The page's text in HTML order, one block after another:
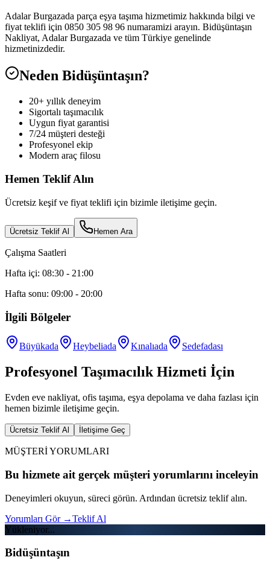
Adalar Burgazada parça eşya taşıma hizmetimiz hakkında bilgi ve
fiyat teklifi için 0850 305 98 96 numaramizi arayın. Bidüşüntaşın
Nakliyat, Adalar Burgazada ve tüm Türkiye genelinde
hizmetinizdedir.
Neden Bidüşüntaşın?
20+ yıllık deneyim
Sigortalı taşımacılık
Uygun fiyat garantisi
7/24 müşteri desteği
Profesyonel ekip
Modern araç filosu
Hemen Teklif Alın
Ücretsiz keşif ve fiyat teklifi için bizimle iletişime geçin.
Ücretsiz Teklif Al Hemen Ara
Çalışma Saatleri
Hafta içi: 08:30 - 21:00
Hafta sonu: 09:00 - 20:00
İlgili Bölgeler
Büyükada Heybeliada Kınalıada Sedefadası
Profesyonel Taşımacılık Hizmeti İçin
Evden eve nakliyat, ofis taşıma, eşya depolama ve daha fazlası için
hemen bizimle iletişime geçin.
Ücretsiz Teklif Al İletişime Geç
MÜŞTERİ YORUMLARI
Bu hizmete ait gerçek müşteri yorumlarını inceleyin
Deneyimleri okuyun, süreci görün. Ardından ücretsiz teklif alın.
Yorumları Gör →Teklif Al
Yükleniyor...
Bidüşüntaşın